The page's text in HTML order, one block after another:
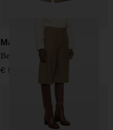
Max Mara
Bermuda in lana
€ 590,00